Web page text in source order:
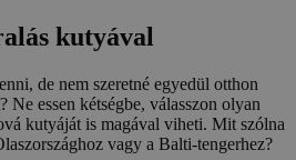
kutyával
de nem szeretné egyedül otthon
Ne essen kétségbe, válasszon olyan
kutyáját is magával viheti. Mit szólna
vagy a Balti-tengerhez?